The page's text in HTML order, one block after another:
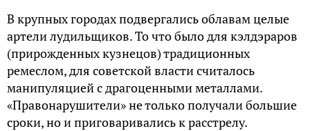
В крупных городах подвергались облавам целые
артели лудильщиков. То что было для кэлдэраров
(прирожденных кузнецов) традиционных
ремеслом, для советской власти считалось
манипуляцией с драгоценными металлами.
«Правонарушители» не только получали большие
сроки, но и приговаривались к расстрелу.